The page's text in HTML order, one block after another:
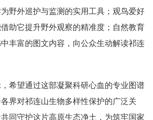
野外巡护与监测的实用工具；观鸟爱好
助它提升野外观察的精准度；自然教育
丰富的图文内容，向公众生动解读祁连
希望通过这部凝聚科研心血的专业图谱
界对祁连山生物多样性保护的广泛关
同守护这片高原生态净土，为筑牢国家